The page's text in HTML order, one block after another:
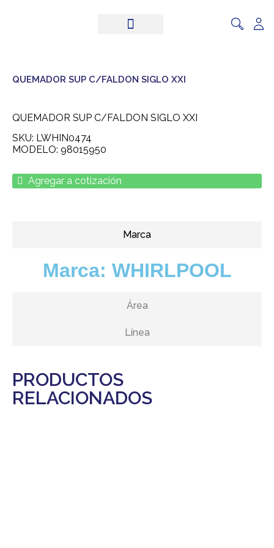
QUEMADOR SUP C/FALDON SIGLO XXI
QUEMADOR SUP C/FALDON SIGLO XXI
SKU: LWHIN0474
MODELO: 98015950
Agregar a cotización
Marca
Marca: WHIRLPOOL
Área
Línea
PRODUCTOS
RELACIONADOS